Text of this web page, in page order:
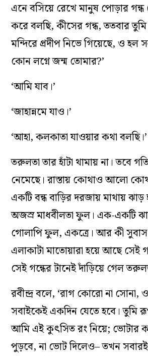
এনে বসিয়ে রেখে মানুষ পোড়ার
করে বলছি, কীসের গন্ধ, ততবার
মন্দিরে প্রদীপ নিভে গিয়েছে, ও হল
কোন লগ্নে জন্ম তোমার?’
‘আমি যাব।’
‘জাহান্নমে যাও।’
‘আহা, কলকাতা যাওয়ার কথা বলছি।’
তরুলতা তার হাঁটা থামায় না। তবে
নেমেছে। রাস্তায় কোথাও আলো
একটি বন্ধ বাড়ির দরজায় মাথায়
অজস্র মাধবীলতা ফুল। এক-একটি
গোলাপি ফুল, একত্রে। আর কী
এলাকাটা মাতোয়ারা হয়ে আছে সেই
সেই গন্ধের টানেই দাঁড়িয়ে গেল
রবীন্দ্র বলে, ‘রাগ কোরো না সোনা,
সবাইকেই একদিন যেতে হবে। তুমি
আমি এই কুৎসিত রং নিয়ে; ভোটার
পুড়বে, না ভোট দিলেও– তখন